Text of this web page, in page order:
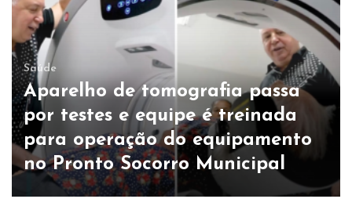
Saúde
Aparelho de tomografia passa
por testes e equipe é treinada
para operação do equipamento
no Pronto Socorro Municipal